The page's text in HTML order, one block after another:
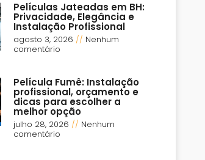
Películas Jateadas em BH:
Privacidade, Elegância e
Instalação Profissional
agosto 3, 2026
Nenhum
comentário
Película Fumê: Instalação
profissional, orçamento e
dicas para escolher a
melhor opção
julho 28, 2026
Nenhum
comentário